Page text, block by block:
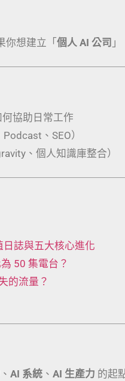
你想建立「 個人 AI 公司
何協助日常工作
、SEO）
、個人知識庫整合）
誌與五大核心進化
50 集電台？
的流量？
、 AI 系統 、 AI 生產力 的起